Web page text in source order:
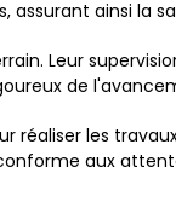
assurant ainsi la
Leur
de
réaliser les
aux